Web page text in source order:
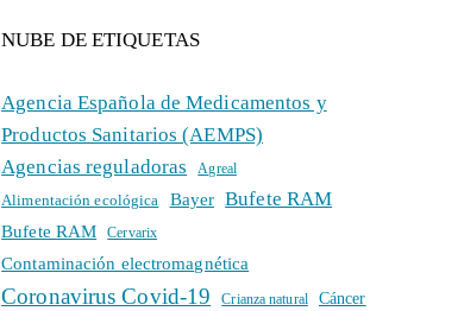
NUBE DE ETIQUETAS
Agencia Española de Medicamentos y
Productos Sanitarios (AEMPS)
Agencias reguladoras
Agreal
Alimentación ecológica Bayer Bufete RAM
Bufete RAM Cervarix
Contaminación electromagnética
Coronavirus Covid-19 Crianza natural Cáncer